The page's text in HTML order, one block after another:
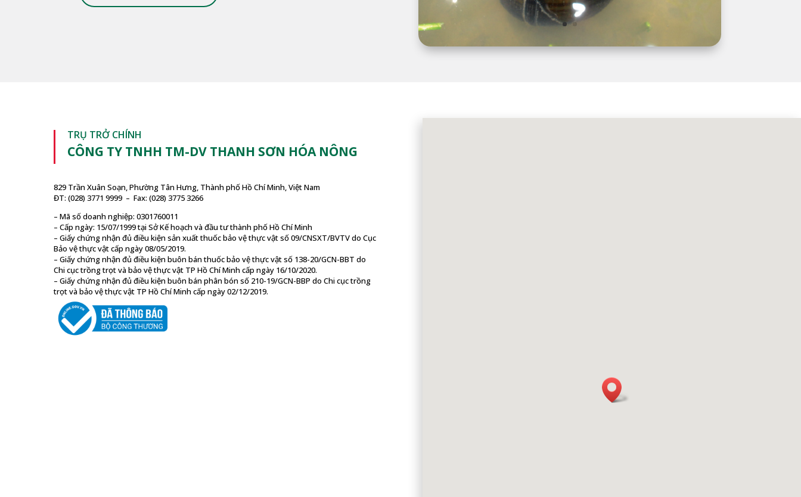
TRỤ TRỞ CHÍNH
CÔNG TY TNHH TM-DV THANH SƠN HÓA NÔNG
829 Trần Xuân Soạn, Phường Tân Hưng, Thành phố Hồ Chí Minh, Việt Nam
ĐT: (028) 3771 9999 – Fax: (028) 3775 3266
– Mã số doanh nghiệp: 0301760011
– Cấp ngày: 15/07/1999 tại Sở Kế hoạch và đầu tư thành phố Hồ Chí Minh
– Giấy chứng nhận đủ điều kiện sản xuất thuốc bảo vệ thực vật số 09/CNSXT/BVTV do Cục
Bảo vệ thực vật cấp ngày 08/05/2019.
– Giấy chứng nhận đủ điều kiện buôn bán thuốc bảo vệ thực vật số 138-20/GCN-BBT do
Chi cục trồng trọt và bảo vệ thực vật TP Hồ Chí Minh cấp ngày 16/10/2020.
– Giấy chứng nhận đủ điều kiện buôn bán phân bón số 210-19/GCN-BBP do Chi cục trồng
trọt và bảo vệ thực vật TP Hồ Chí Minh cấp ngày 02/12/2019.